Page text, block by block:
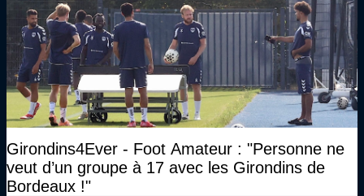
Girondins4Ever - Foot Amateur : "Personne ne
veut d’un groupe à 17 avec les Girondins de
Bordeaux !"